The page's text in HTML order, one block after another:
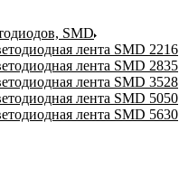
SMD
лента SMD 2216
лента SMD 2835
лента SMD 3528
лента SMD 5050
лента SMD 5630